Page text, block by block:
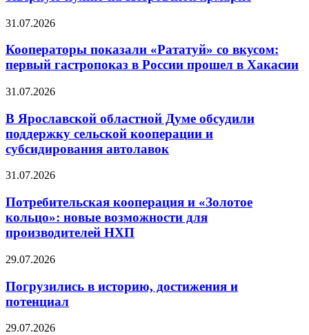
31.07.2026
Кооператоры показали «Рататуй» со вкусом:
первый гастропоказ в России прошел в Хакасии
31.07.2026
В Ярославской областной Думе обсудили
поддержку сельской кооперации и
субсидирования автолавок
31.07.2026
Потребительская кооперация и «Золотое
кольцо»: новые возможности для
производителей НХП
29.07.2026
Погрузились в историю, достижения и
потенциал
29.07.2026